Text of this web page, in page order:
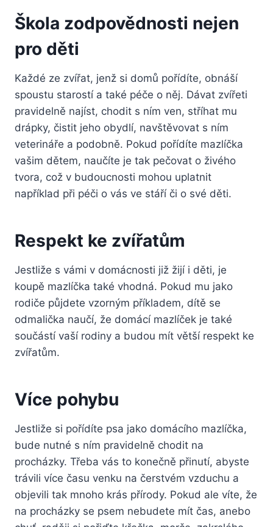
Škola zodpovědnosti nejen
pro děti
Každé ze zvířat, jenž si domů pořídíte, obnáší
spoustu starostí a také péče o něj. Dávat zvířeti
pravidelně najíst, chodit s ním ven, stříhat mu
drápky, čistit jeho obydlí, navštěvovat s ním
veterináře a podobně. Pokud pořídíte mazlíčka
vašim dětem, naučíte je tak pečovat o živého
tvora, což v budoucnosti mohou uplatnit
například při péči o vás ve stáří či o své děti.
Respekt ke zvířatům
Jestliže s vámi v domácnosti již žijí i děti, je
koupě mazlíčka také vhodná. Pokud mu jako
rodiče půjdete vzorným příkladem, dítě se
odmalička naučí, že domácí mazlíček je také
součástí vaší rodiny a budou mít větší respekt ke
zvířatům.
Více pohybu
Jestliže si pořídíte psa jako domácího mazlíčka,
bude nutné s ním pravidelně chodit na
procházky. Třeba vás to konečně přinutí, abyste
trávili více času venku na čerstvém vzduchu a
objevili tak mnoho krás přírody. Pokud ale víte, že
na procházky se psem nebudete mít čas, anebo